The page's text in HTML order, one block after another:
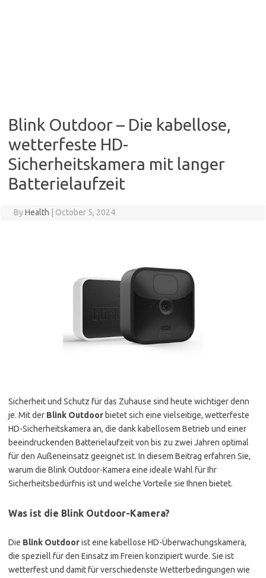
Blink Outdoor – Die kabellose,
wetterfeste HD-
Sicherheitskamera mit langer
Batterielaufzeit
ByHealth October 5, 2024
Sicherheit und Schutz für das Zuhause sind heute wichtiger denn
je. Mit der Blink Outdoor bietet sich eine vielseitige, wetterfeste
HD-Sicherheitskamera an, die dank kabellosem Betrieb und einer
beeindruckenden Batterielaufzeit von bis zu zwei Jahren optimal
für den Außeneinsatz geeignet ist. In diesem Beitrag erfahren Sie,
warum die Blink Outdoor-Kamera eine ideale Wahl für Ihr
Sicherheitsbedürfnis ist und welche Vorteile sie Ihnen bietet.
Was ist die Blink Outdoor-Kamera?
Die Blink Outdoorist eine kabellose HD-Überwachungskamera,
die speziell für den Einsatz im Freien konzipiert wurde. Sie ist
wetterfest und damit für verschiedenste Wetterbedingungen wie